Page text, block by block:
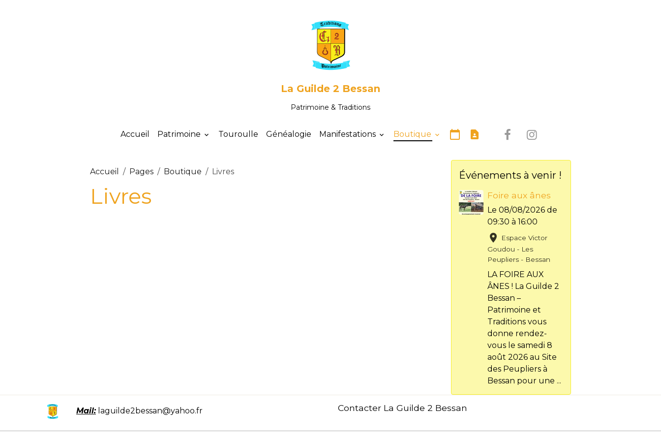
La Guilde 2 Bessan
Patrimoine & Traditions
Accueil Patrimoine Touroulle Généalogie Manifestations Boutique
Accueil Pages Boutique Livres
Livres
Événements à venir !
Foire aux ânes
Le 08/08/2026 de
09:30 à 16:00
Espace Victor
Goudou - Les
Peupliers - Bessan
LA FOIRE AUX
ÂNES ! La Guilde 2
Bessan –
Patrimoine et
Traditions vous
donne rendez-
vous le samedi 8
août 2026 au Site
des Peupliers à
Bessan pour une ...
Mail:laguilde2bessan@yahoo.fr Contacter La Guilde 2 Bessan